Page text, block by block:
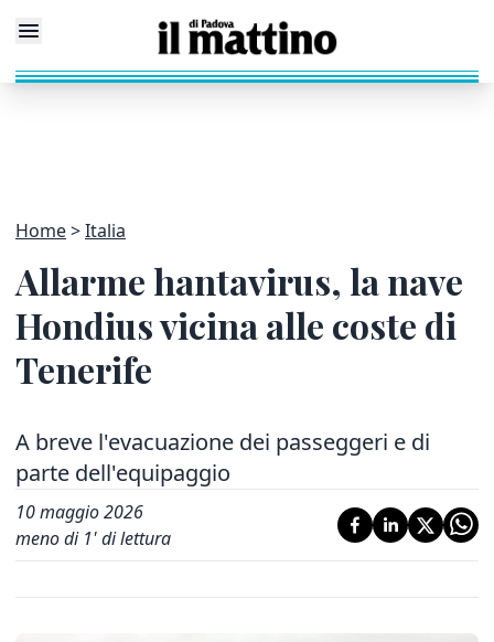
Home Italia
Allarme hantavirus, la nave
Hondius vicina alle coste di
Tenerife
A breve l'evacuazione dei passeggeri e di
parte dell'equipaggio
10 maggio 2026
meno di 1' di lettura